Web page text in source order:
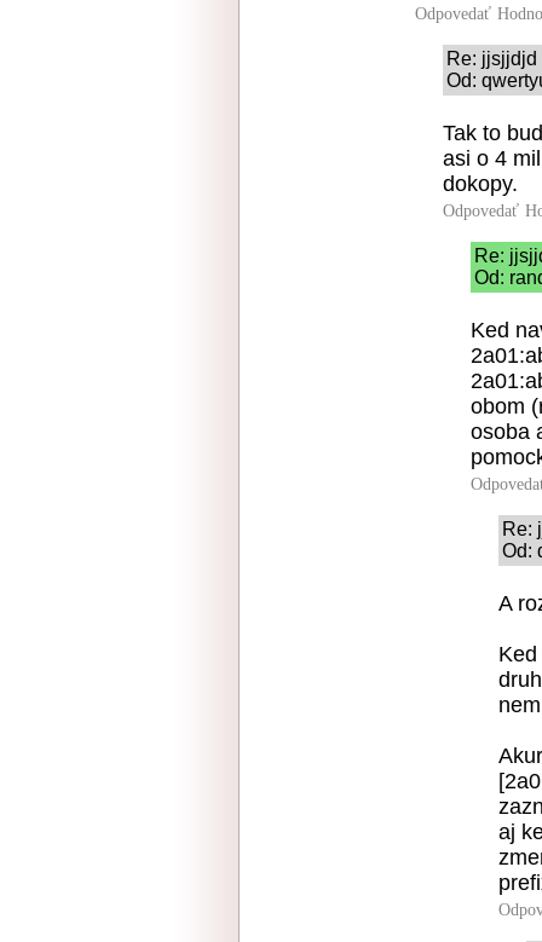
Odpovedať
Re: jjsjjdjd
Od:
Tak to
asi o 4
dokopy.
Odpovedať
Re:
Od:
Ked
obom
osoba
Re:
Od:
A
aj